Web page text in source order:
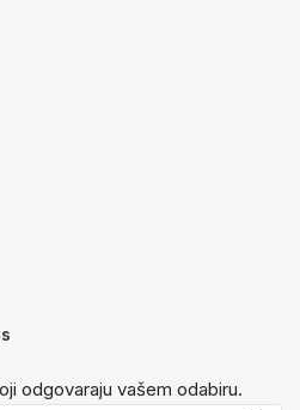
odgovaraju vašem odabiru.